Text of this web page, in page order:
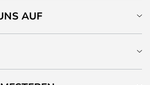
AUF